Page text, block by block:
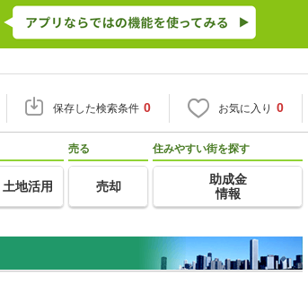
保存した検索条件 0 お気に入り 0
土地活用
売る
売却
住みやすい街を探す
助成金
情報